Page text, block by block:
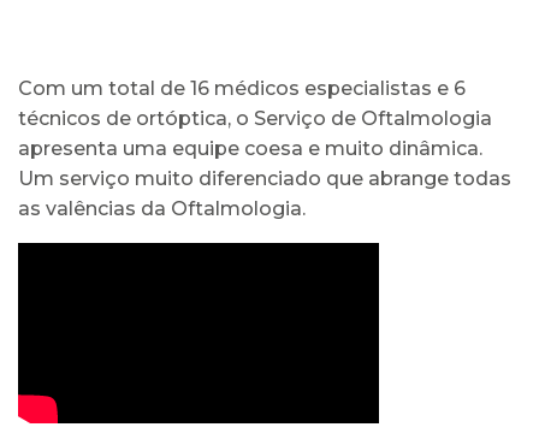
Com um total de 16 médicos especialistas e 6
técnicos de ortóptica, o Serviço de Oftalmologia
apresenta uma equipe coesa e muito dinâmica.
Um serviço muito diferenciado que abrange todas
as valências da Oftalmologia.